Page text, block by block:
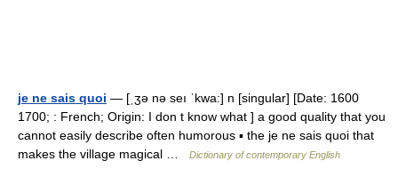
je ne sais quoi — [ˌʒə nə seı ˈkwa:] n [singular] [Date: 1600
1700; : French; Origin: I don t know what ] a good quality that you
cannot easily describe often humorous ▪ the je ne sais quoi that
makes the village magical …
Dictionary of contemporary English